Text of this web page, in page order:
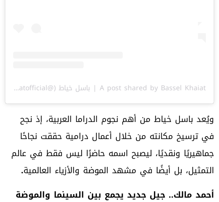
A post shared by Bassel Khaiat | باسل خياط (@basselkhaiatofficial)
ويُعد باسل خياط من أهم نجوم الدراما العربية، إذ نجح
في ترسيخ مكانته من خلال أعمال درامية حققت نجاحًا
جماهيريًا ونقديًا، ليصبح اسمه حاضرًا ليس فقط في عالم
التمثيل، بل أيضًا في مشهد الموضة والأزياء العالمية.
أحمد مالك.. جيل جديد يجمع بين السينما والموضة